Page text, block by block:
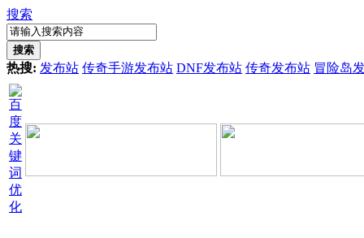
搜索
搜索
热搜: 发布站 传奇手游发布站 DNF发布站 传奇发布站 冒险岛